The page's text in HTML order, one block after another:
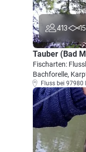
413
Tauber (Bad
Fischarten:
Bachforelle,
Fluss bei 97980